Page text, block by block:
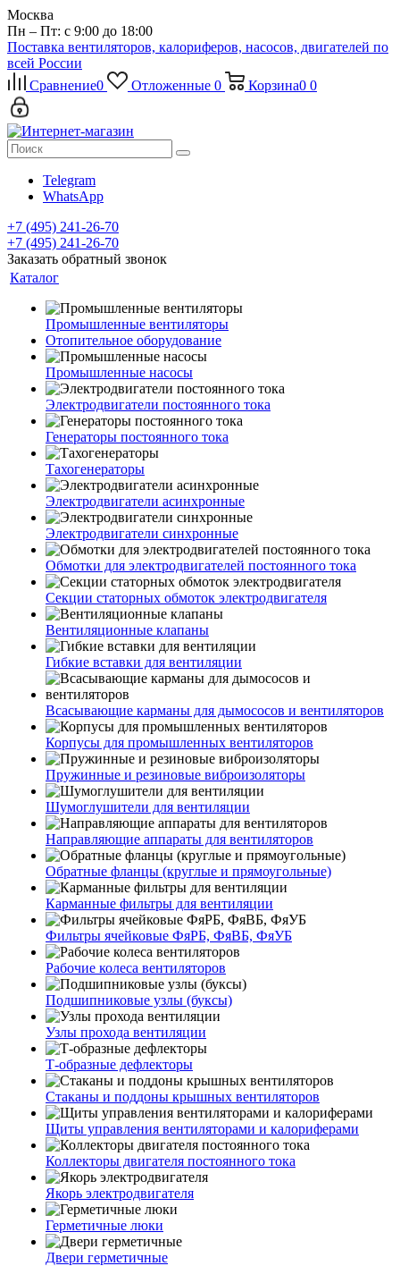
Москва
Пн – Пт: с 9:00 до 18:00
Поставка вентиляторов, калориферов, насосов, двигателей по
всей России
Сравнение0 Отложенные 0 Корзина0 0
Telegram
WhatsApp
+7 (495) 241-26-70
+7 (495) 241-26-70
Заказать обратный звонок
Каталог
Промышленные вентиляторы
Отопительное оборудование
Промышленные насосы
Электродвигатели постоянного тока
Генераторы постоянного тока
Тахогенераторы
Электродвигатели асинхронные
Электродвигатели синхронные
Обмотки для электродвигателей постоянного тока
Секции статорных обмоток электродвигателя
Вентиляционные клапаны
Гибкие вставки для вентиляции
Всасывающие карманы для дымососов и вентиляторов
Корпусы для промышленных вентиляторов
Пружинные и резиновые виброизоляторы
Шумоглушители для вентиляции
Направляющие аппараты для вентиляторов
Обратные фланцы (круглые и прямоугольные)
Карманные фильтры для вентиляции
Фильтры ячейковые ФяРБ, ФяВБ, ФяУБ
Рабочие колеса вентиляторов
Подшипниковые узлы (буксы)
Узлы прохода вентиляции
Т-образные дефлекторы
Стаканы и поддоны крышных вентиляторов
Щиты управления вентиляторами и калориферами
Коллекторы двигателя постоянного тока
Якорь электродвигателя
Герметичные люки
Двери герметичные